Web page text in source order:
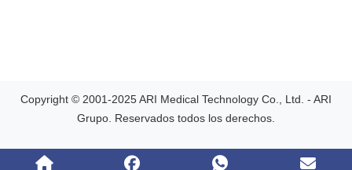
Copyright © 2001-2025 ARI Medical Technology Co., Ltd. - ARI
Grupo. Reservados todos los derechos.